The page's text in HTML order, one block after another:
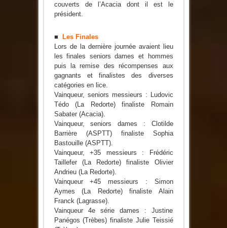
couverts de l’Acacia dont il est le
président.
■
Les Finales
Lors de la dernière journée avaient lieu
les finales seniors dames et hommes
puis la remise des récompenses aux
gagnants et finalistes des diverses
catégories en lice.
Vainqueur, seniors messieurs : Ludovic
Tédo (La Redorte) finaliste Romain
Sabater (Acacia).
Vainqueur, seniors dames : Clotilde
Barrière (ASPTT) finaliste Sophia
Bastouille (ASPTT).
Vainqueur, +35 messieurs : Frédéric
Taillefer (La Redorte) finaliste Olivier
Andrieu (La Redorte).
Vainqueur +45 messieurs : Simon
Aymes (La Redorte) finaliste Alain
Franck (Lagrasse).
Vainqueur 4e série dames : Justine
Panégos (Trèbes) finaliste Julie Teissié